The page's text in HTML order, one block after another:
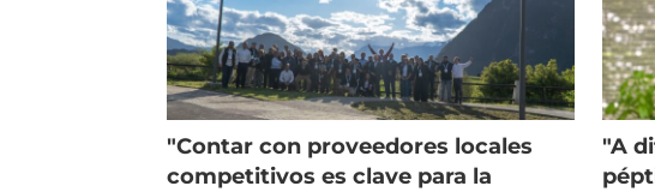
"Contar con proveedores locales
competitivos es clave para la
"A